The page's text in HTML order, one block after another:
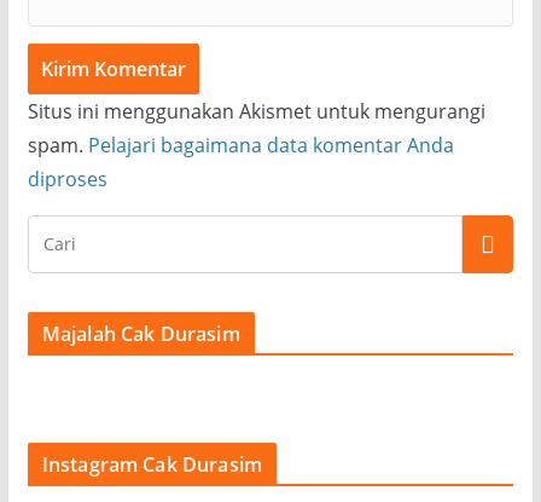
Situs ini menggunakan Akismet untuk mengurangi
spam. Pelajari bagaimana data komentar Anda
diproses
Majalah Cak Durasim
Instagram Cak Durasim